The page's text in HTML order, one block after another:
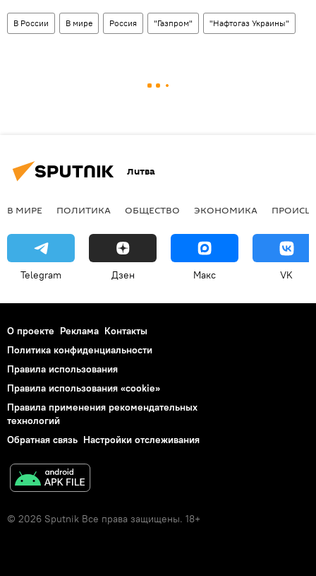
В России В мире Россия "Газпром" "Нафтогаз Украины"
Литва
В МИРЕ ПОЛИТИКА ОБЩЕСТВО ЭКОНОМИКА
Telegram Дзен Макс VK
О проекте Реклама Контакты
Политика конфиденциальности
Правила использования
Правила использования «cookie»
Правила применения рекомендательных
технологий
Обратная связь Настройки отслеживания
© 2026 Sputnik Все права защищены. 18+